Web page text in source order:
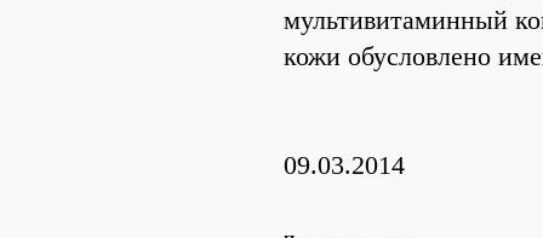
мультивитаминный
кожи обусловлено
09.03.2014